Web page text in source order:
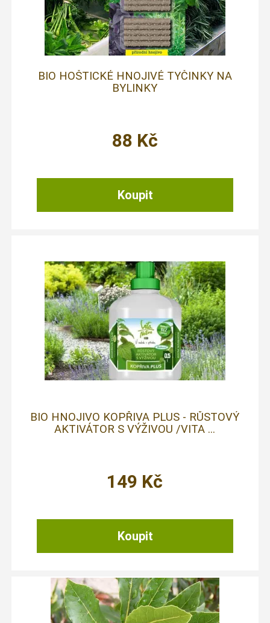
BIO HOŠTICKÉ HNOJIVÉ TYČINKY NA
BYLINKY
88 Kč
BIO HNOJIVO KOPŘIVA PLUS - RŮSTOVÝ
AKTIVÁTOR S VÝŽIVOU /VITA ...
149 Kč